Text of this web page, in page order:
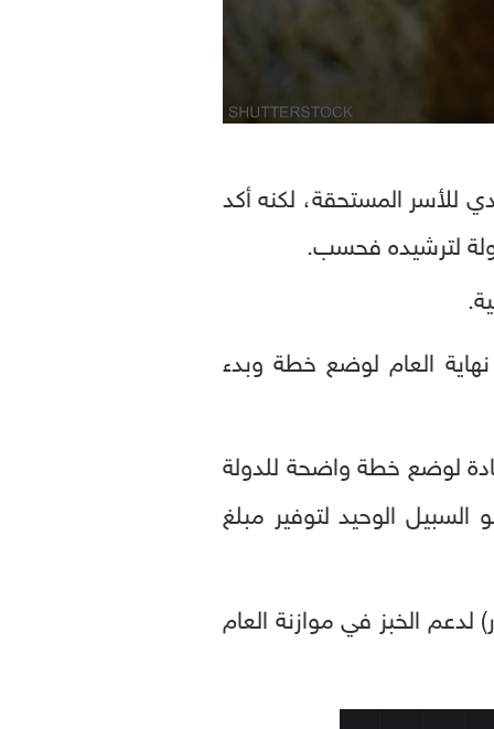
للأسر المستحقة، لكنه أكد
لترشيده فحسب.
العام لوضع خطة وبدء
لوضع خطة واضحة للدولة
الوحيد لتوفير مبلغ
ستخصص نحو 125 مليار جنيه (2.66 مليار دولار) لدعم الخبز في موازنة العام